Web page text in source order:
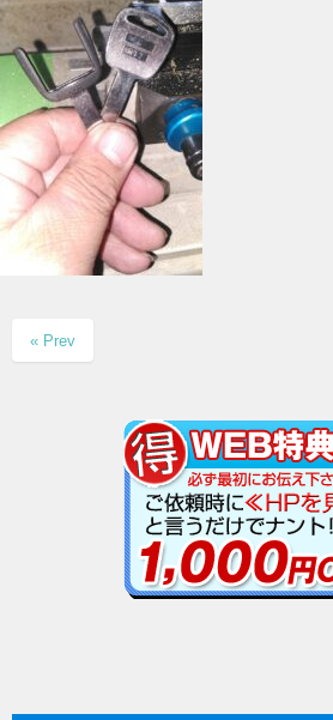
« Prev